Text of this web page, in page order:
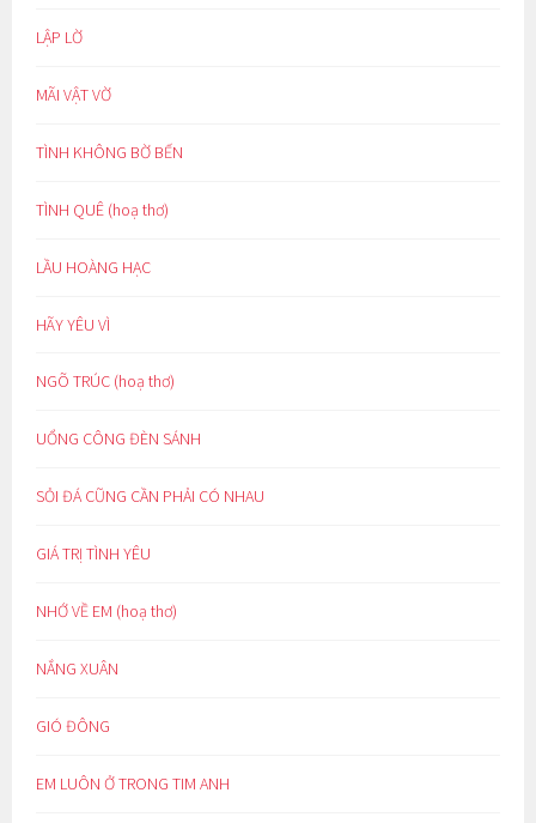
LẬP LỜ
MÃI VẬT VỜ
TÌNH KHÔNG BỜ BẾN
TÌNH QUÊ (hoạ thơ)
LẦU HOÀNG HẠC
HÃY YÊU VÌ
NGÕ TRÚC (hoạ thơ)
UỔNG CÔNG ĐÈN SÁNH
SỎI ĐÁ CŨNG CẦN PHẢI CÓ NHAU
GIÁ TRỊ TÌNH YÊU
NHỚ VỀ EM (hoạ thơ)
NẮNG XUÂN
GIÓ ĐÔNG
EM LUÔN Ở TRONG TIM ANH